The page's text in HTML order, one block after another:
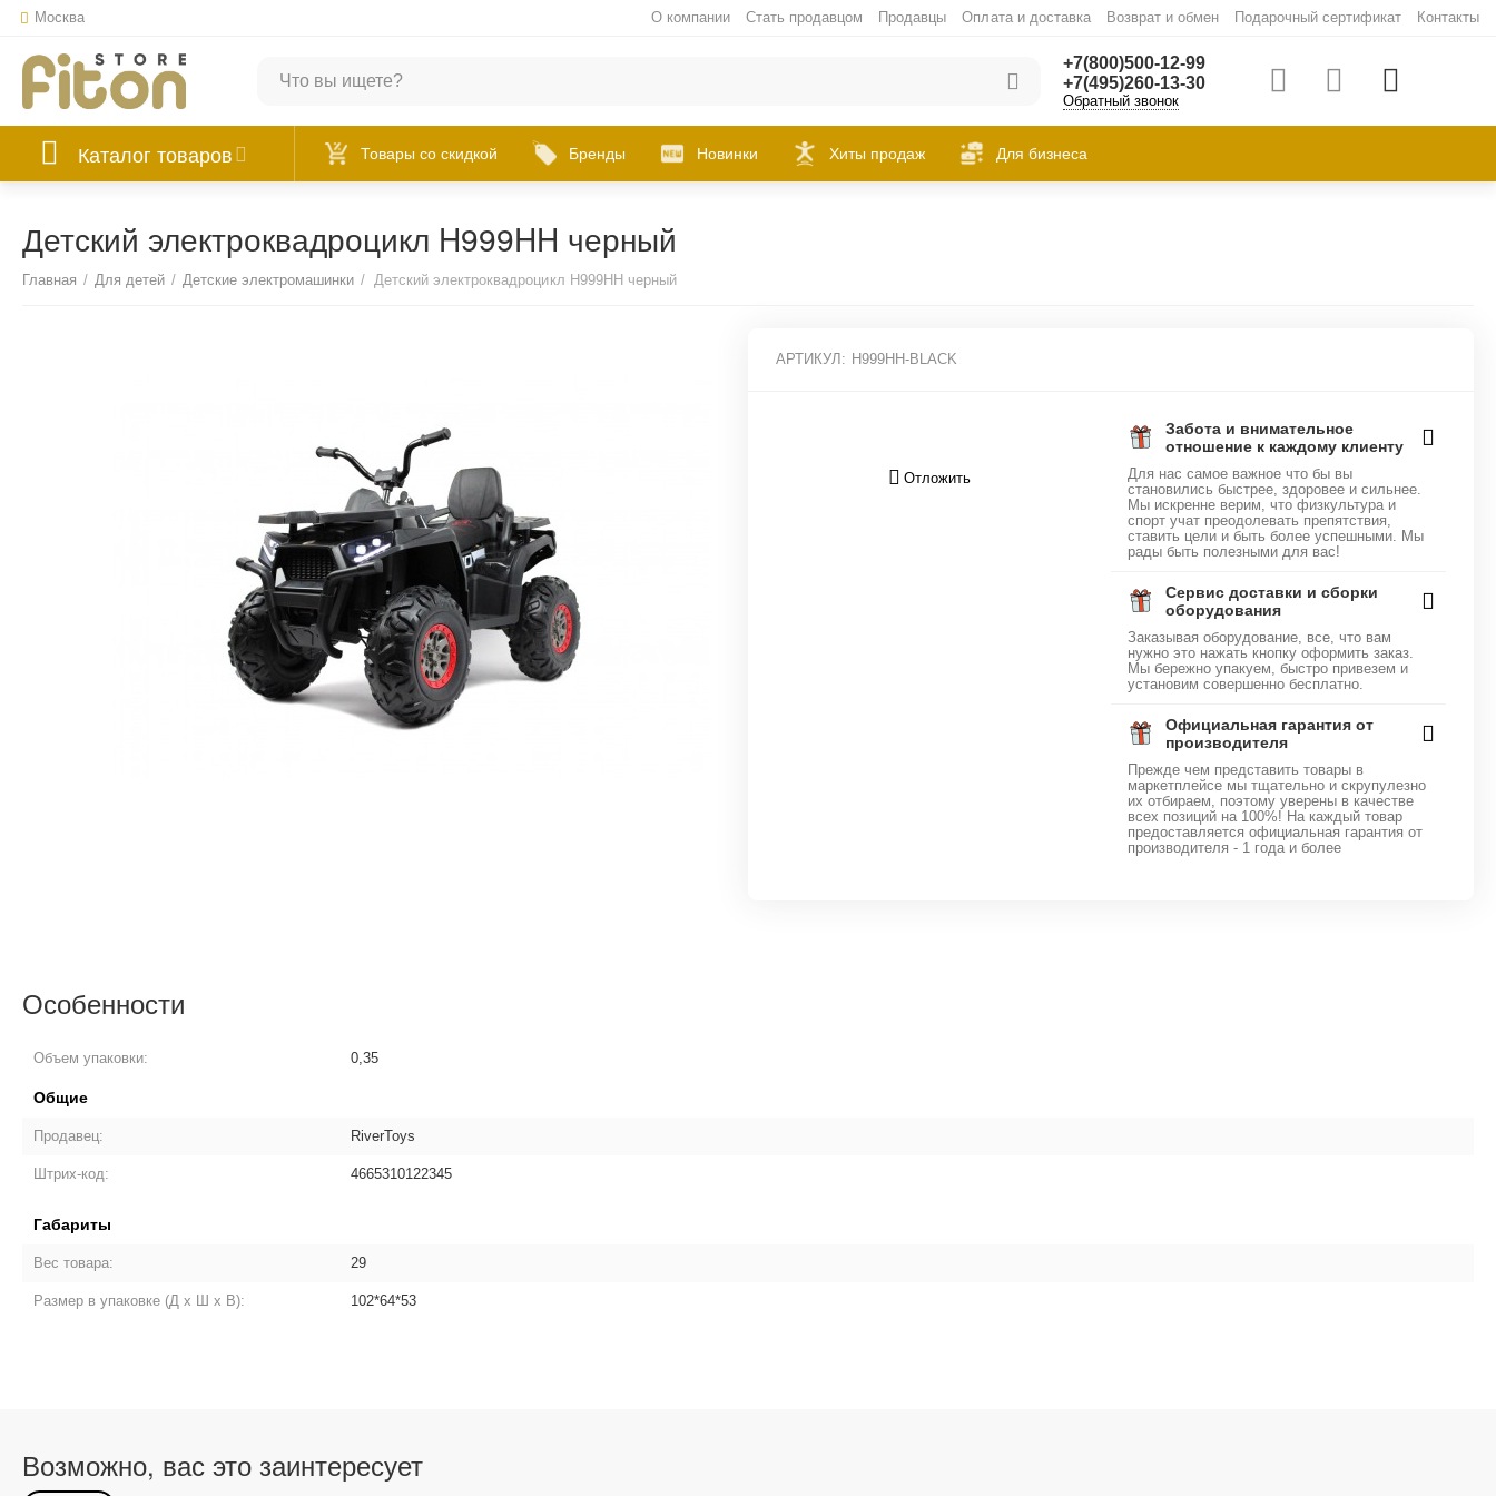
Москва О компании Стать продавцом Продавцы Оплата и доставка Возврат и обмен Подарочный сертификат Контакты
+7(800)500-12-99
+7(495)260-13-30
Обратный звонок
Каталог товаров Товары со скидкой Бренды Новинки Хиты продаж Для бизнеса
Детский электроквадроцикл H999HH черный
Главная / Для детей / Детские электромашинки / Детский электроквадроцикл H999HH черный
АРТИКУЛ: H999HH-BLACK
Отложить
Забота и внимательное
отношение к каждому клиенту
Для нас самое важное что бы вы
становились быстрее, здоровее и сильнее.
Мы искренне верим, что физкультура и
спорт учат преодолевать препятствия,
ставить цели и быть более успешными. Мы
рады быть полезными для вас!
Сервис доставки и сборки
оборудования
Заказывая оборудование, все, что вам
нужно это нажать кнопку оформить заказ.
Мы бережно упакуем, быстро привезем и
установим совершенно бесплатно.
Официальная гарантия от
производителя
Прежде чем представить товары в
маркетплейсе мы тщательно и скрупулезно
их отбираем, поэтому уверены в качестве
всех позиций на 100%! На каждый товар
предоставляется официальная гарантия от
производителя - 1 года и более
Особенности
Объем упаковки: 0,35
Общие
Продавец: RiverToys
Штрих-код: 4665310122345
Габариты
Вес товара: 29
Размер в упаковке (Д х Ш х В): 102*64*53
Возможно, вас это заинтересует